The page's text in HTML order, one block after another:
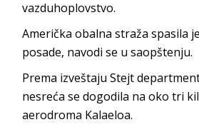
vazduhoplovstvo.
Američka obalna straža spasila
posade, navodi se u saopštenju.
Prema izveštaju Stejt
nesreća se dogodila na oko tri
aerodroma Kalaeloa.